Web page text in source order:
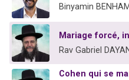
Binyamin
Mariage forcé,
Rav Gabriel
Cohen qui se